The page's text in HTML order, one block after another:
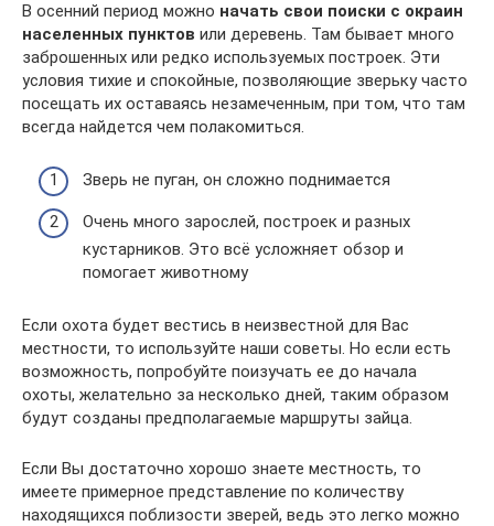
В осенний период можно начать свои поиски с окраин
населенных пунктов или деревень. Там бывает много
заброшенных или редко используемых построек. Эти
условия тихие и спокойные, позволяющие зверьку часто
посещать их оставаясь незамеченным, при том, что там
всегда найдется чем полакомиться.
Зверь не пуган, он сложно поднимается
Очень много зарослей, построек и разных
кустарников. Это всё усложняет обзор и
помогает животному
Если охота будет вестись в неизвестной для Вас
местности, то используйте наши советы. Но если есть
возможность, попробуйте поизучать ее до начала
охоты, желательно за несколько дней, таким образом
будут созданы предполагаемые маршруты зайца.
Если Вы достаточно хорошо знаете местность, то
имеете примерное представление по количеству
находящихся поблизости зверей, ведь это легко можно